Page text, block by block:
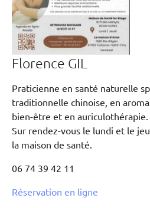
Florence GIL
Praticienne en santé naturelle
traditionnelle chinoise, en
bien-être et en auriculothérapie.
Sur rendez-vous le lundi et le
la maison de santé.
06 74 39 42 11
Réservation en ligne